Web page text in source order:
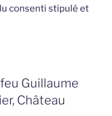
consenti stipulé et
Guillaume
Château